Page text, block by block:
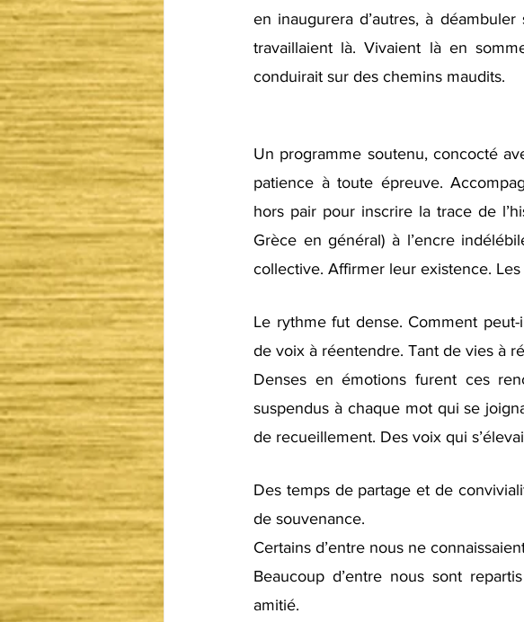
en inaugurera d’autres, à
travaillaient là. Vivaient là en
conduirait sur des chemins maudits.
Un programme soutenu, concocté
patience à toute épreuve.
hors pair pour inscrire la trace de
Grèce en général) à l’encre
collective. Affirmer leur existence.
Le rythme fut dense. Comment
de voix à réentendre. Tant de vies à
Denses en émotions furent ces
suspendus à chaque mot qui se
de recueillement. Des voix qui
Des temps de partage et de
de souvenance.
Certains d’entre nous ne
Beaucoup d’entre nous sont
amitié.